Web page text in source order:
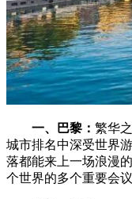
一、巴黎： 繁华
城市排名中深受世界
落都能来上一场浪漫
个世界的多个重要会议